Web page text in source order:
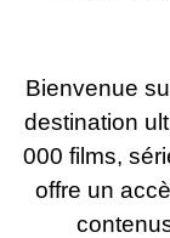
Bienvenue
destination
000 films,
offre un